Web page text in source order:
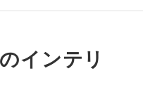
インテリ